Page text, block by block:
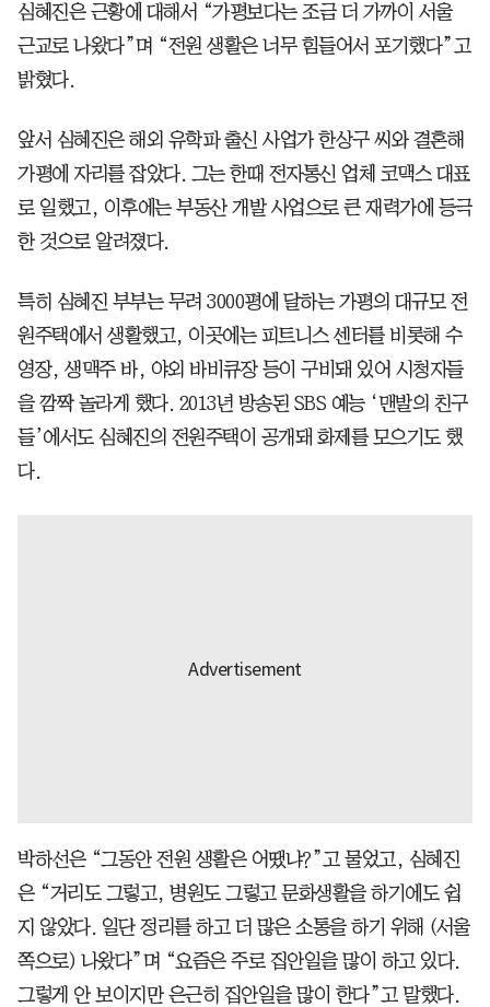
심혜진은 근황에 대해서 “가평보다는 조금 더 가까이 서울
근교로 나왔다”며 “전원 생활은 너무 힘들어서 포기했다”고
밝혔다.
앞서 심혜진은 해외 유학파 출신 사업가 한상구 씨와 결혼해
가평에 자리를 잡았다. 그는 한때 전자통신 업체 코맥스 대표
로 일했고, 이후에는 부동산 개발 사업으로 큰 재력가에 등극
한 것으로 알려졌다.
특히 심혜진 부부는 무려 3000평에 달하는 가평의 대규모 전
원주택에서 생활했고, 이곳에는 피트니스 센터를 비롯해 수
영장, 생맥주 바, 야외 바비큐장 등이 구비돼 있어 시청자들
을 깜짝 놀라게 했다. 2013년 방송된 SBS 예능 ‘맨발의 친구
들’에서도 심혜진의 전원주택이 공개돼 화제를 모으기도 했
다.
박하선은 “그동안 전원 생활은 어땠냐?”고 물었고, 심혜진
은 “거리도 그렇고, 병원도 그렇고 문화생활을 하기에도 쉽
지 않았다. 일단 정리를 하고 더 많은 소통을 하기 위해 (서울
쪽으로) 나왔다”며 “요즘은 주로 집안일을 많이 하고 있다.
그렇게 안 보이지만 은근히 집안일을 많이 한다”고 말했다.